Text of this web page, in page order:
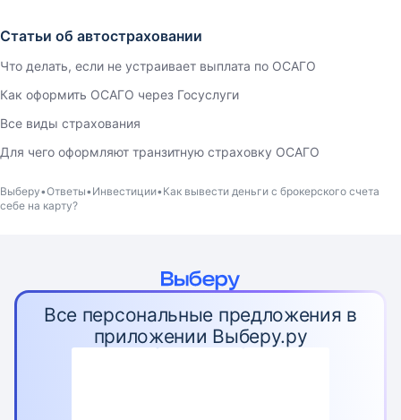
Статьи об автостраховании
Что делать, если не устраивает выплата по ОСАГО
Как оформить ОСАГО через Госуслуги
Все виды страхования
Для чего оформляют транзитную страховку ОСАГО
Выберу Ответы Инвестиции Как вывести деньги с брокерского счета
себе на карту?
Все персональные предложения в
приложении Выберу.ру